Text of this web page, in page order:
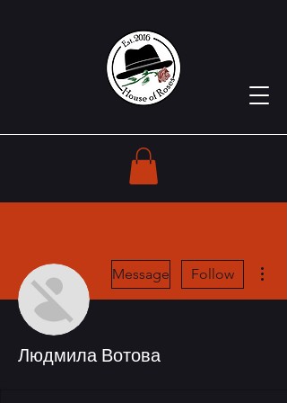
Message Follow
Людмила Вотова